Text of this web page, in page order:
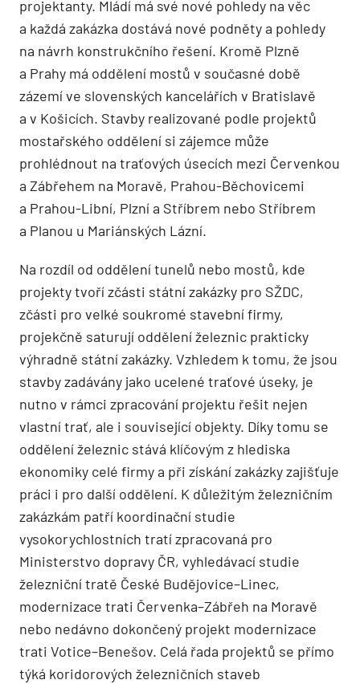
projektanty. Mládí má své nové pohledy na věc
a každá zakázka dostává nové podněty a pohledy
na návrh konstrukčního řešení. Kromě Plzně
a Prahy má oddělení mostů v současné době
zázemí ve slovenských kancelářích v Bratislavě
a v Košicích. Stavby realizované podle projektů
mostařského oddělení si zájemce může
prohlédnout na traťových úsecích mezi Červenkou
a Zábřehem na Moravě, Prahou-Běchovicemi
a Prahou-Libní, Plzní a Stříbrem nebo Stříbrem
a Planou u Mariánských Lázní.
Na rozdíl od oddělení tunelů nebo mostů, kde
projekty tvoří zčásti státní zakázky pro SŽDC,
zčásti pro velké soukromé stavební firmy,
projekčně saturují oddělení železnic prakticky
výhradně státní zakázky. Vzhledem k tomu, že jsou
stavby zadávány jako ucelené traťové úseky, je
nutno v rámci zpracování projektu řešit nejen
vlastní trať, ale i související objekty. Díky tomu se
oddělení železnic stává klíčovým z hlediska
ekonomiky celé firmy a při získání zakázky zajišťuje
práci i pro další oddělení. K důležitým železničním
zakázkám patří koordinační studie
vysokorychlostních tratí zpracovaná pro
Ministerstvo dopravy ČR, vyhledávací studie
železniční tratě České Budějovice–Linec,
modernizace trati Červenka–Zábřeh na Moravě
nebo nedávno dokončený projekt modernizace
trati Votice–Benešov. Celá řada projektů se přímo
týká koridorových železničních staveb